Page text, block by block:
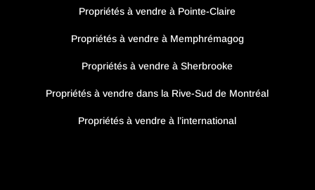
Propriétés à vendre à Pointe-Claire
Propriétés à vendre à Memphrémagog
Propriétés à vendre à Sherbrooke
Propriétés à vendre dans la Rive-Sud de Montréal
Propriétés à vendre à l’international